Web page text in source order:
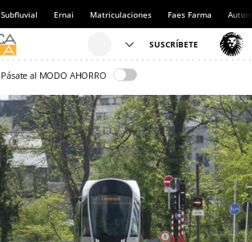
Subfluvial Ernai Matriculaciones Faes Farma
Pásate al MODO AHORRO